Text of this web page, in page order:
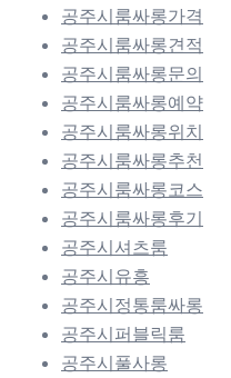
공주시룸싸롱가격
공주시룸싸롱견적
공주시룸싸롱문의
공주시룸싸롱예약
공주시룸싸롱위치
공주시룸싸롱추천
공주시룸싸롱코스
공주시룸싸롱후기
공주시셔츠룸
공주시유흥
공주시정통룸싸롱
공주시퍼블릭룸
공주시풀사롱